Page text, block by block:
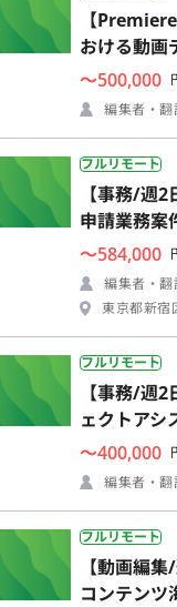
【
おける動画
〜500,000
編集者・
フルリモート
【事務/週
申請業務案
〜584,000
編集者・
東京都新宿
フルリモート
【事務/週
ェクトアシ
〜400,000
編集者・
フルリモート
【動画編
コンテンツ